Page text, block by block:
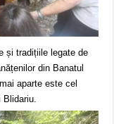
și tradițiile legate de
din Banatul
aparte este cel
Blidariu.